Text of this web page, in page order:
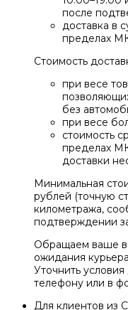
после
доставка в
пределах
Стоимость
при весе
без
при весе
стоимость
пределах
доставки
Минимальная
рублей (точную
километража,
подтверждении
Обращаем ваше
ожидания
Уточнить
телефону или в
Для клиентов из